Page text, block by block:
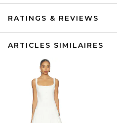
RATINGS & REVIEWS
ARTICLES SIMILAIRES